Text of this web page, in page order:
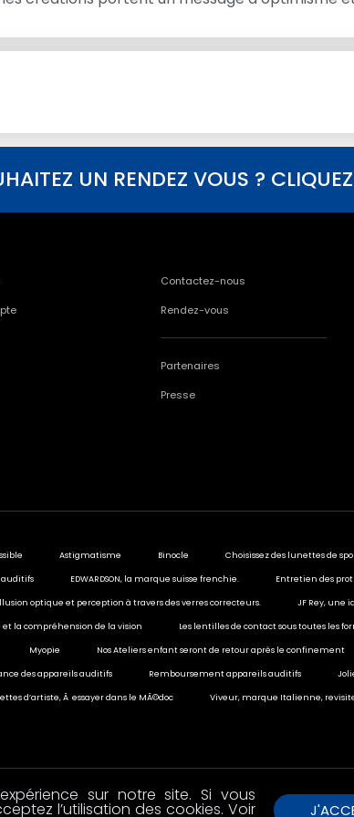
UN RENDEZ VOUS ?
Contactez-nous
Rendez-vous
Partenaires
Presse
Astigmatisme Binocle Choisissez des lunettes de
auditifs EDWARDSON, la marque suisse frenchie. Entretien des
optique et perception à travers des verres correcteurs. JF Rey, une
et la compréhension de la vision Les lentilles de contact sous toutes les
Myopie Nos Ateliers enfant seront de retour après le confinement
des appareils auditifs Remboursement appareils auditifs
d’artiste, Ã essayer dans le MÃ©doc Viveur, marque Italienne,
sur notre site. Si vous
l’utilisation des cookies. Voir